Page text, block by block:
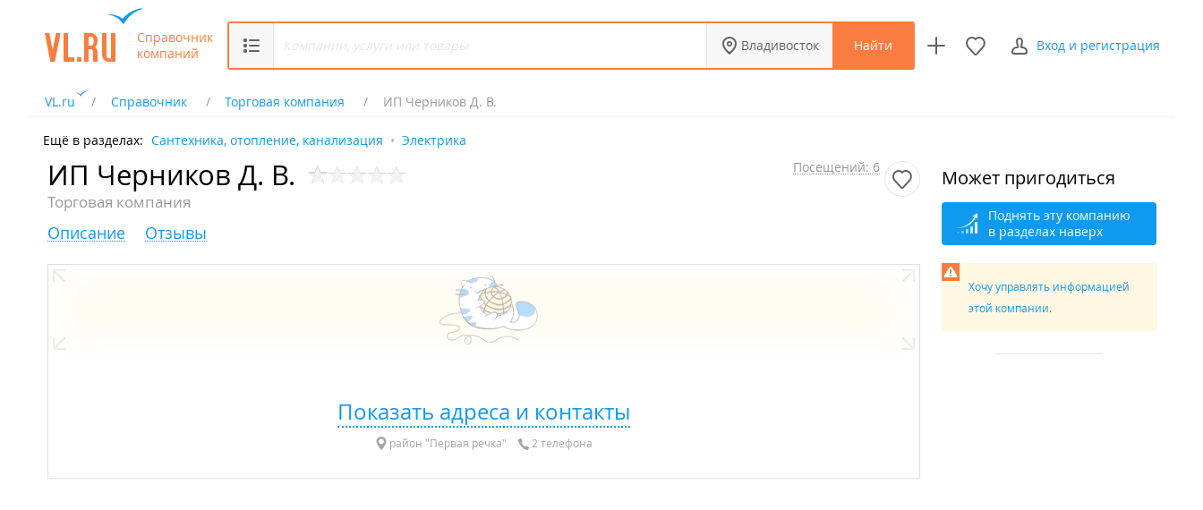
Справочник
компаний
Владивосток Найти Вход и регистрация
VL.ru Справочник Торговая компания ИП Черников Д. В.
Ещё в разделах: Сантехника, отопление, канализация Электрика
ИП Черников Д. В.
Торговая компания
Посещений: 6
Описание Отзывы
Показать адреса и контакты
район "Первая речка" 2 телефона
Может пригодиться
Поднять эту компанию
в разделах наверх
Хочу управлять информацией
этой компании.